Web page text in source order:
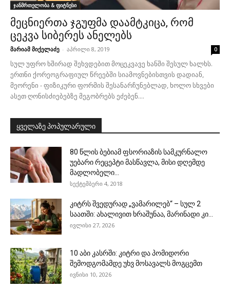
ჯანმრთელობა & ფიტნესი
მეცნიერთა ჯგუფმა დაამტკიცა, რომ
ცეკვა სიბერეს ანელებს
მარიამ მიქელაძე - აპრილი 8, 2019 0
სულ უფრო ხშირად შეხვდებით მოცეკვავე ხანში შესულ ხალხს.
ერთნი ქორეოგრაფიულ წრეებში სიამოვნებისთვის დადიან,
მეორენი - ფიზიკური ფორმის შესანარჩუნებლად, ხოლო სხვები
ასეთ ღონისძიებებზე მეგობრებს ეძებენ....
ყველაზე პოპულარული
80 წლის ბებიამ ფსორიაზის სამკურნალო
უებარი რეცეპტი მასწავლა, მისი დღემდე
მადლობელი...
სექტემბერი 4, 2018
კიტრს შვედურად „ვამარილებ“ – სულ 2
საათში: ახალივით ხრაშუნაა, მარინადი კი...
ივლისი 27, 2026
10 აბი კასრში: კიტრი და პომიდორი
შემოდგომამდე უხვ მოსავალს მოგცემთ
ივნისი 10, 2026